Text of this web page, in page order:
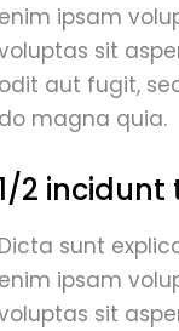
enim ipsam
sit
odit aut fugit,
do magna quia.
1/2
Dicta sunt
enim ipsam
sit